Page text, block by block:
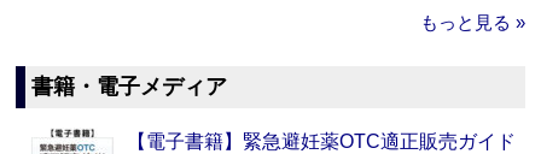
もっと見る »
書籍・電子メディア
【電子書籍】緊急避妊薬OTC適正販売ガイド